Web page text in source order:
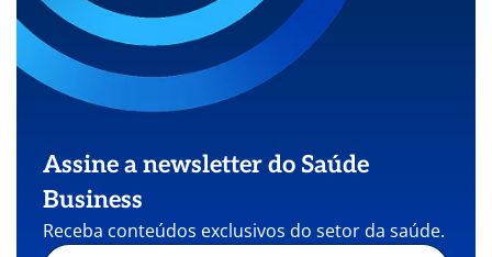
Assine a newsletter do Saúde
Business
Receba conteúdos exclusivos do setor da saúde.